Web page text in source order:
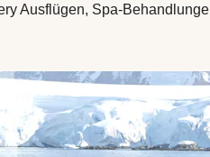
Ausflügen, Spa-